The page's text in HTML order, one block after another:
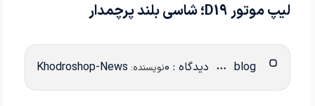
لیپ موتور D19؛ شاسی بلند پرچمدار
دیدگاه : 0 نویسنده: Khodroshop-News